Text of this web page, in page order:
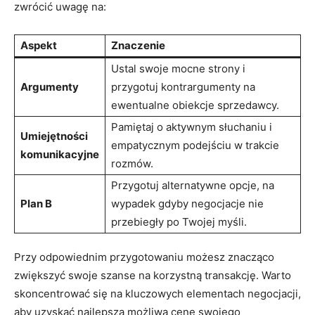
zwrócić uwagę⁤ na:
Aspekt Znaczenie
Argumenty
Ustal swoje‌ mocne strony i
⁢przygotuj kontrargumenty na
⁢ewentualne obiekcje sprzedawcy.
Umiejętności
komunikacyjne
Pamiętaj o aktywnym słuchaniu i
empatycznym podejściu w trakcie
rozmów.
Plan B
Przygotuj alternatywne opcje, ‍na
wypadek gdyby negocjacje nie
przebiegły po Twojej myśli.
Przy odpowiednim ⁤przygotowaniu możesz znacząco
zwiększyć swoje szanse na korzystną transakcję. ​Warto
skoncentrować się na kluczowych elementach negocjacji,
​aby uzyskać najlepszą możliwą cenę swojego